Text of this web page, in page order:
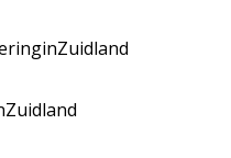
inZuidland
Zuidland